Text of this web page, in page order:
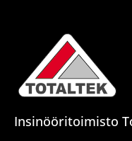
Insinööritoimisto